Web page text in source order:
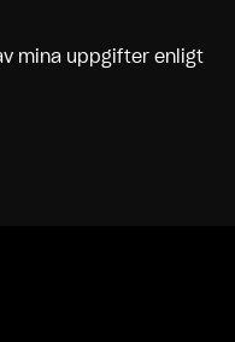
mina uppgifter enligt